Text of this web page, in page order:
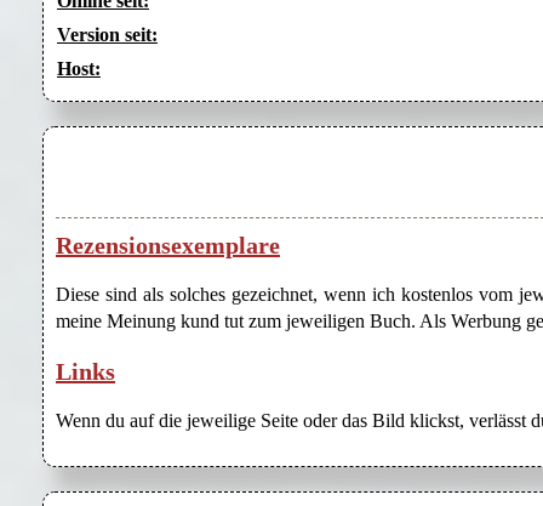
Version seit:
Host:
Rezensionsexemplare
Diese sind als solches gezeichnet, wenn ich kostenlos vom
meine Meinung kund tut zum jeweiligen Buch. Als Werbung
Links
Wenn du auf die jeweilige Seite oder das Bild klickst, verlässt